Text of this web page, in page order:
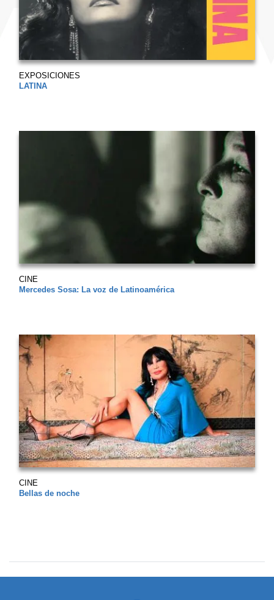
EXPOSICIONES
LATINA
CINE
Mercedes Sosa: La voz de Latinoamérica
CINE
Bellas de noche